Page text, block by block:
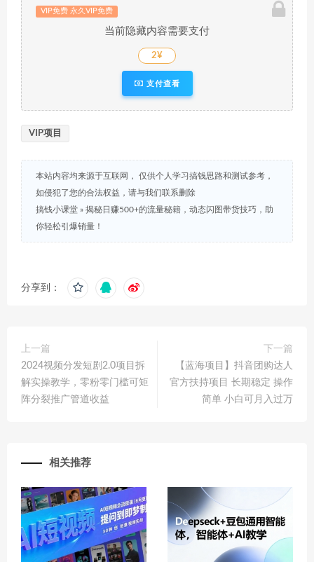
VIP免费 永久VIP免费
当前隐藏内容需要支付
2¥
支付查看
VIP项目
本站内容均来源于互联网， 仅供个人学习搞钱思路和测试参考，
如侵犯了您的合法权益，请与我们联系删除
搞钱小课堂 » 揭秘日赚500+的流量秘籍，动态闪图带货技巧，助
你轻松引爆销量！
分享到：
上一篇
2024视频分发短剧2.0项目拆
解实操教学，零粉零门槛可矩
阵分裂推广管道收益
下一篇
【蓝海项目】抖音团购达人
官方扶持项目 长期稳定 操作
简单 小白可月入过万
相关推荐